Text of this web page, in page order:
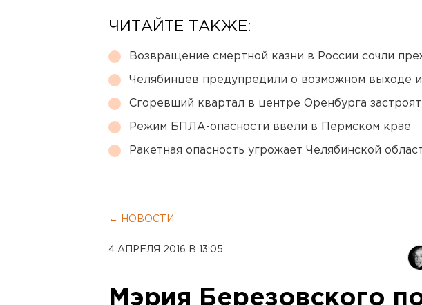
ЧИТАЙТЕ ТАКЖЕ:
Возвращение смертной казни в России сочли
Челябинцев предупредили о возможном выходе
Сгоревший квартал в центре Оренбурга застроят
Режим БПЛА-опасности ввели в Пермском крае
Ракетная опасность угрожает Челябинской
← НОВОСТИ
4 АПРЕЛЯ 2016 В 13:05
Мэрия Березовского